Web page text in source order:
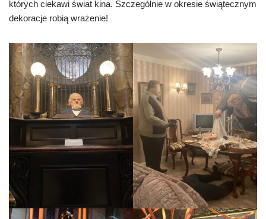
których ciekawi świat kina. Szczególnie w okresie świątecznym
dekoracje robią wrażenie!